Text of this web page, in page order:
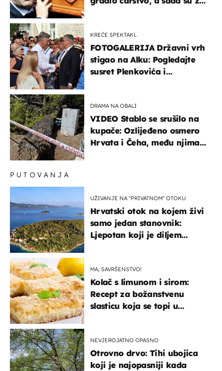
KREĆE SPEKTAKL
FOTOGALERIJA Državni vrh
stigao na Alku: Pogledajte
susret Plenkovića i
DRAMA NA OBALI
VIDEO Stablo se srušilo na
kupače: Ozlijeđeno osmero
Hrvata i Čeha, među njima
PUTOVANJA
UŽIVANJE NA "PRIVATNOM" OTOKU
Hrvatski otok na kojem živi
samo jedan stanovnik:
Ljepotan koji je diljem
MA, SAVRŠENSTVO!
Kolač s limunom i sirom:
Recept za božanstvenu
slasticu koja se topi u
NEVJEROJATNO OPASNO
Otrovno drvo: Tihi ubojica
koji je najopasniji kada